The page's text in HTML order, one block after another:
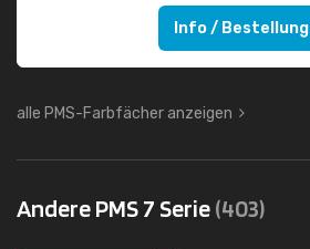
Info / Bestellung
alle PMS-Farbfächer anzeigen
Andere PMS 7 Serie(403)